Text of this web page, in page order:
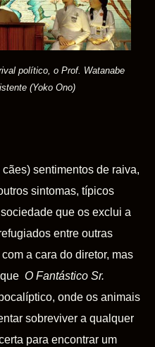
político, o Prof. Watanabe
(Yoko Ono)
sentimentos de raiva,
sintomas, típicos
que os exclui a
entre outras
a cara do diretor, mas
O Fantástico Sr.
onde os animais
sobreviver a qualquer
para encontrar um